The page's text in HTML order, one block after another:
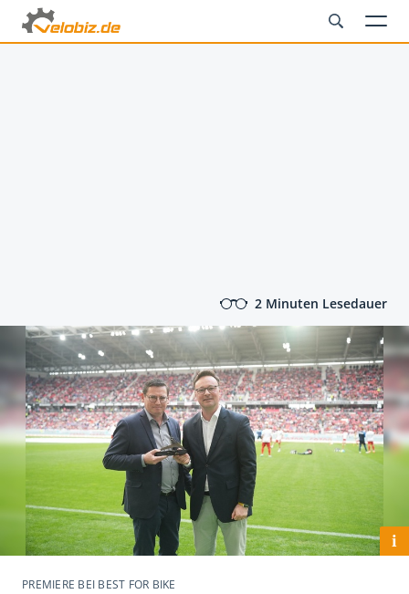
2 Minuten Lesedauer
i
PREMIERE BEI BEST FOR BIKE